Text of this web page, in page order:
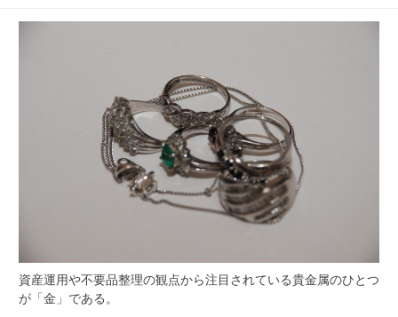
者
イ
ン
資産運用や不要品整理の観点から注目されている貴金属のひとつ
が「金」である。